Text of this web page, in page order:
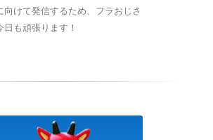
向けて発信するため、フラおじさ
日も頑張ります！